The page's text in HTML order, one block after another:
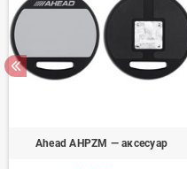
Ahead AHPZM — аксесуар